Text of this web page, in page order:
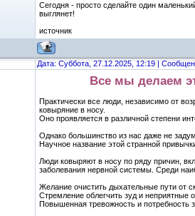
Сегодня - просто сделайте один
выглянет!
источник
Дата: Суббота, 27.12.2025, 12:19 |
Все мы делаем
Практически все люди, независимо от
ковыряние в носу.
Оно проявляется в различной степени
Однако большинство из нас даже не
Научное название этой странной
Люди ковыряют в носу по ряду причин,
заболевания нервной системы. Среди
Желание очистить дыхательные пути от
Стремление облегчить зуд и неприятные
Повышенная тревожность и потребность